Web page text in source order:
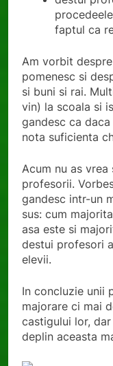
faptul ca
Am vorbit
pomenesc si
si buni si rai.
vin) la scoala si
gandesc ca
nota suficienta
Acum nu as
profesorii.
gandesc intr-un
sus: cum
asa este si
destui profesori
elevii.
In concluzie unii
majorare ci mai
castigului lor,
deplin aceasta